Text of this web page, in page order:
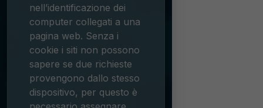
nell’identificazione dei
computer collegati a una
pagina web. Senza i
cookie i siti non possono
sapere se due richieste
provengono dallo stesso
dispositivo, per questo è